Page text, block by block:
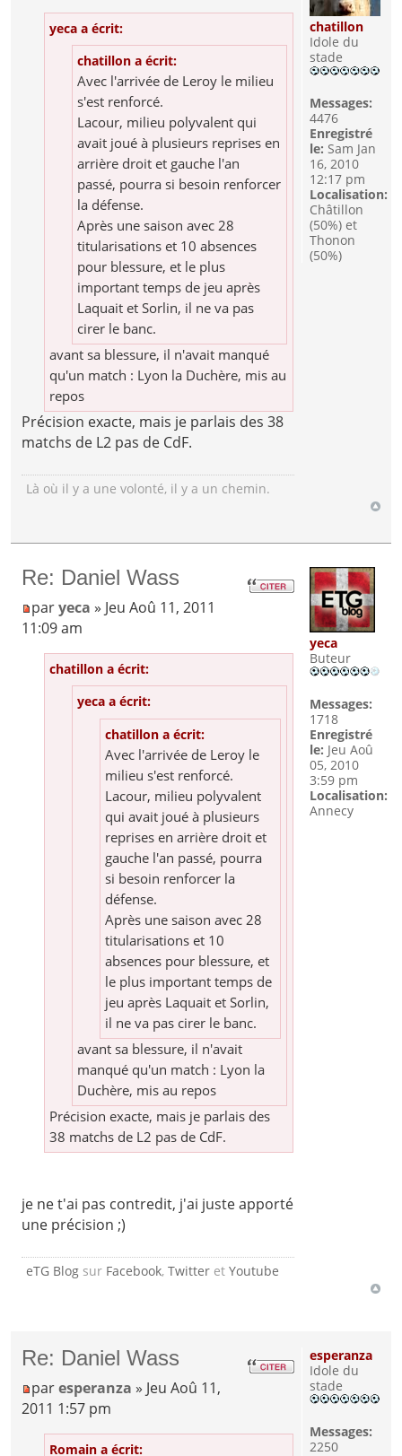
yeca a écrit:
chatillon a écrit:
Avec l'arrivée de Leroy le milieu
s'est renforcé.
Lacour, milieu polyvalent qui
avait joué à plusieurs reprises en
arrière droit et gauche l'an
passé, pourra si besoin renforcer
la défense.
Après une saison avec 28
titularisations et 10 absences
pour blessure, et le plus
important temps de jeu après
Laquait et Sorlin, il ne va pas
cirer le banc.
avant sa blessure, il n'avait manqué
qu'un match : Lyon la Duchère, mis au
repos
Précision exacte, mais je parlais des 38
matchs de L2 pas de CdF.
Là où il y a une volonté, il y a un chemin.
chatillon
Idole du
stade
Messages:
4476
Enregistré
le: Sam Jan
16, 2010
12:17 pm
Localisation:
Châtillon
(50%) et
Thonon
(50%)
Re: Daniel Wass
paryeca » Jeu Aoû 11, 2011
11:09 am
chatillon a écrit:
yeca a écrit:
chatillon a écrit:
Avec l'arrivée de Leroy le
milieu s'est renforcé.
Lacour, milieu polyvalent
qui avait joué à plusieurs
reprises en arrière droit et
gauche l'an passé, pourra
si besoin renforcer la
défense.
Après une saison avec 28
titularisations et 10
absences pour blessure, et
le plus important temps de
jeu après Laquait et Sorlin,
il ne va pas cirer le banc.
avant sa blessure, il n'avait
manqué qu'un match : Lyon la
Duchère, mis au repos
Précision exacte, mais je parlais des
38 matchs de L2 pas de CdF.
je ne t'ai pas contredit, j'ai juste apporté
une précision ;)
eTG Blog sur Facebook,Twitter etYoutube
yeca
Buteur
Messages:
1718
Enregistré
le: Jeu Aoû
05, 2010
3:59 pm
Localisation:
Annecy
Re: Daniel Wass
paresperanza » Jeu Aoû 11,
2011 1:57 pm
Romain a écrit:
esperanza
Idole du
stade
Messages:
2250